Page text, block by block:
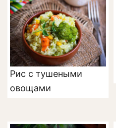
Рис с тушеными
овощами